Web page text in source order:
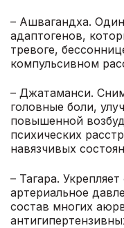
– Ашвагандха.
адаптогенов,
тревоге,
компульсивном
– Джатаманси.
головные боли,
повышенной
психических
навязчивых
– Тагара.
артериальное
состав многих